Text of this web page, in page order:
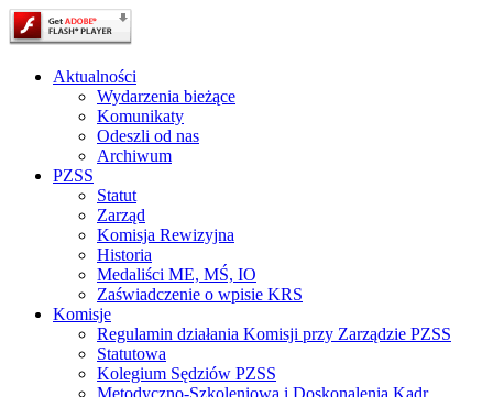
Aktualności
Wydarzenia bieżące
Komunikaty
Odeszli od nas
Archiwum
PZSS
Statut
Zarząd
Komisja Rewizyjna
Historia
Medaliści ME, MŚ, IO
Zaświadczenie o wpisie KRS
Komisje
Regulamin działania Komisji przy Zarządzie PZSS
Statutowa
Kolegium Sędziów PZSS
Metodyczno-Szkoleniowa i Doskonalenia Kadr